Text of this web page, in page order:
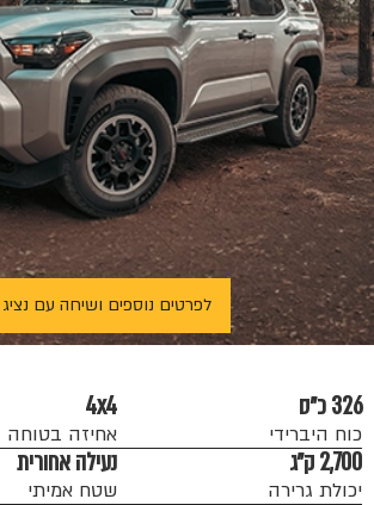
לפרטים נוספים ושיחה עם נציג
326 כ״ס
כוח היברידי
4x4
אחיזה בטוחה
2,700 ק״ג
יכולת גרירה
נעילה אחורית
שטח אמיתי